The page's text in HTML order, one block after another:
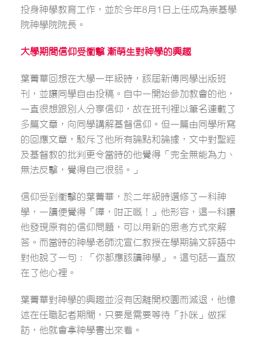
投身神學教育工作，並於今年8月1日上任成為崇基學
院神學院院長。
大學期間信仰受衝擊 漸萌生對神學的興趣
葉菁華回想在大學一年級時，該屆新傳同學出版班
刊，並讓同學自由投稿。自中一開始參加教會的他，
一直很想跟別人分享信仰，故在班刊裡以筆名連載了
多篇文章，向同學講解基督信仰。但一篇由同學所寫
的回應文章，駁斥了他所有論點和論據，文中對聖經
及基督教的批判更令當時的他覺得「完全無能為力、
無法反擊，覺得自己很弱。」
信仰受到衝擊的葉菁華，於二年級時選修了一科神
學，一讀便覺得「嘩，咁正嘅！」他形容，這一科讓
他發現原有的信仰問題，可以用新的思考方式來解
答。而當時的神學老師沈宣仁教授在學期論文評語中
對他說了一句：「你都應該讀神學」。這句話一直放
在了他心裡。
葉菁華對神學的興趣並沒有因離開校園而減退，他憶
述在任職記者期間，只要是需要等待「扑咪」做採
訪，他就會拿神學書出來看。